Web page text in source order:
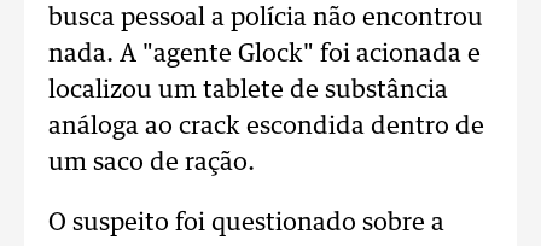
busca pessoal a polícia não encontrou
nada. A "agente Glock" foi acionada e
localizou um tablete de substância
análoga ao crack escondida dentro de
um saco de ração.
O suspeito foi questionado sobre a